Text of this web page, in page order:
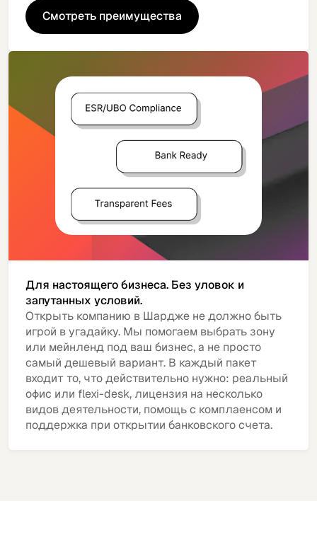
Смотреть преимущества
Смотреть преимущества
Для настоящего бизнеса. Без уловок и
запутанных условий.
Открыть компанию в Шардже не должно быть
игрой в угадайку. Мы помогаем выбрать зону
или мейнленд под ваш бизнес, а не просто
самый дешевый вариант. В каждый пакет
входит то, что действительно нужно: реальный
офис или flexi-desk, лицензия на несколько
видов деятельности, помощь с комплаенсом и
поддержка при открытии банковского счета.